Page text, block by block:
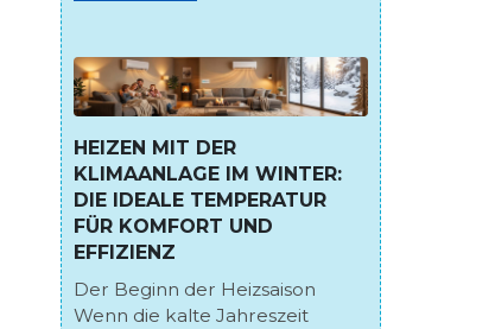
HEIZEN MIT DER
KLIMAANLAGE IM WINTER:
DIE IDEALE TEMPERATUR
FÜR KOMFORT UND
EFFIZIENZ
Der Beginn der Heizsaison
Wenn die kalte Jahreszeit